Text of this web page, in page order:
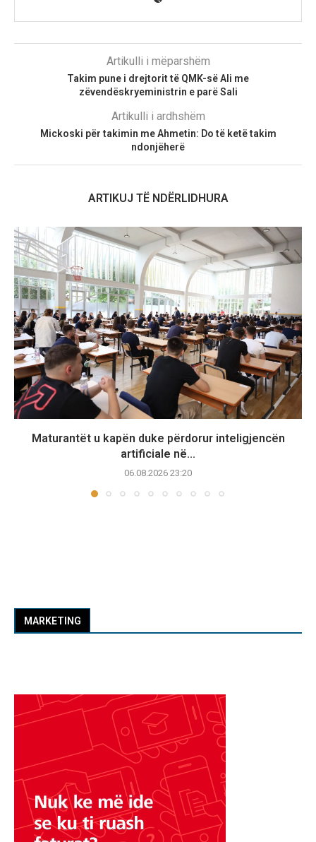
Artikulli i mëparshëm
Takim pune i drejtorit të QMK-së Ali me
zëvendëskryeministrin e parë Sali
Artikulli i ardhshëm
Mickoski për takimin me Ahmetin: Do të ketë takim
ndonjëherë
ARTIKUJ TË NDËRLIDHURA
Maturantët u kapën duke përdorur inteligjencën
artificiale në...
06.08.2026 23:20
MARKETING